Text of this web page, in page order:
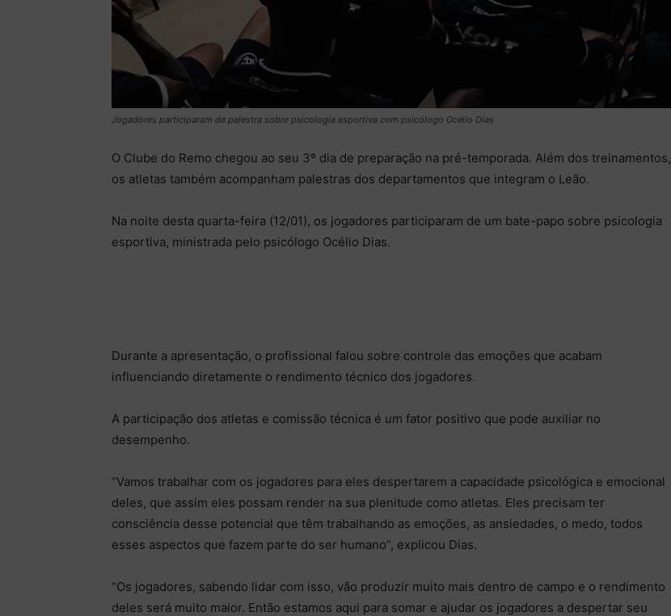
Jogadores participaram de palestra sobre psicologia esportiva com psicólogo Océlio Dias
O Clube do Remo chegou ao seu 3º dia de preparação na pré-temporada. Além dos treinamentos,
os atletas também acompanham palestras dos departamentos que integram o Leão.
Na noite desta quarta-feira (12/01), os jogadores participaram de um bate-papo sobre psicologia
esportiva, ministrada pelo psicólogo Océlio Dias.
Durante a apresentação, o profissional falou sobre controle das emoções que acabam
influenciando diretamente o rendimento técnico dos jogadores.
A participação dos atletas e comissão técnica é um fator positivo que pode auxiliar no
desempenho.
“Vamos trabalhar com os jogadores para eles despertarem a capacidade psicológica e emocional
deles, que assim eles possam render na sua plenitude como atletas. Eles precisam ter
consciência desse potencial que têm trabalhando as emoções, as ansiedades, o medo, todos
esses aspectos que fazem parte do ser humano”, explicou Dias.
“Os jogadores, sabendo lidar com isso, vão produzir muito mais dentro de campo e o rendimento
deles será muito maior. Então estamos aqui para somar e ajudar os jogadores a despertar seu